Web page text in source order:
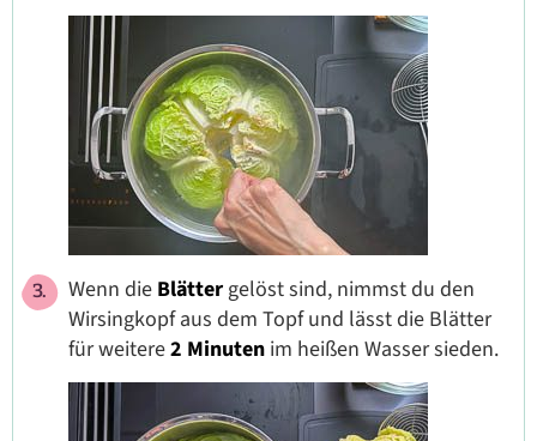
Wenn die Blättergelöst sind, nimmst du den
Wirsingkopf aus dem Topf und lässt die Blätter
für weitere2 Minuten im heißen Wasser sieden.